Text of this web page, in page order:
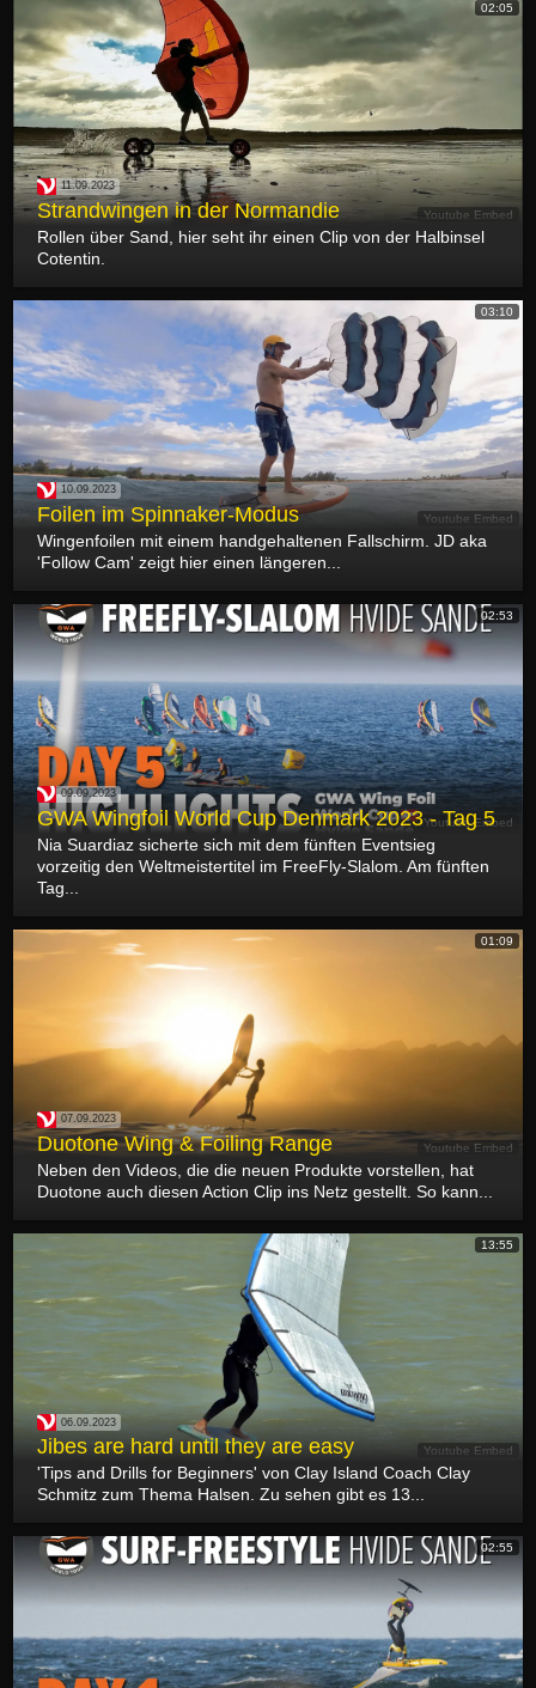
02:05
Youtube Embed
11.09.2023
Strandwingen in der Normandie
Rollen über Sand, hier seht ihr einen Clip von der Halbinsel
Cotentin.
03:10
Youtube Embed
10.09.2023
Foilen im Spinnaker-Modus
Wingenfoilen mit einem handgehaltenen Fallschirm. JD aka
'Follow Cam' zeigt hier einen längeren...
02:53
Youtube Embed
09.09.2023
GWA Wingfoil World Cup Denmark 2023 - Tag 5
Nia Suardiaz sicherte sich mit dem fünften Eventsieg
vorzeitig den Weltmeistertitel im FreeFly-Slalom. Am fünften
Tag...
01:09
Youtube Embed
07.09.2023
Duotone Wing & Foiling Range
Neben den Videos, die die neuen Produkte vorstellen, hat
Duotone auch diesen Action Clip ins Netz gestellt. So kann...
13:55
Youtube Embed
06.09.2023
Jibes are hard until they are easy
'Tips and Drills for Beginners' von Clay Island Coach Clay
Schmitz zum Thema Halsen. Zu sehen gibt es 13...
02:55